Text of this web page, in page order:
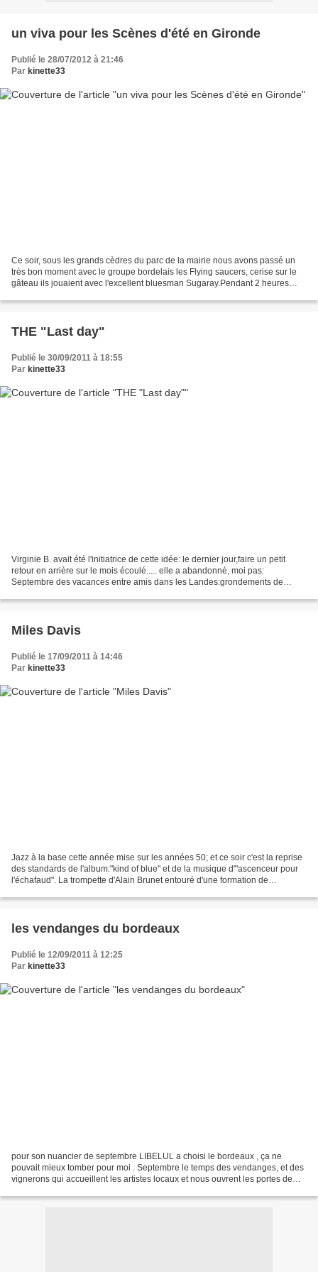
un viva pour les Scènes d'été en Gironde
Publié le 28/07/2012 à 21:46
Par kinette33
Ce soir, sous les grands cèdres du parc de la mairie nous avons passé un
très bon moment avec le groupe bordelais les Flying saucers, cerise sur le
gâteau ils jouaient avec l'excellent bluesman Sugaray.Pendant 2 heures
THE "Last day"
Publié le 30/09/2011 à 18:55
Par kinette33
Virginie B. avait été l'initiatrice de cette idée: le dernier jour,faire un petit
retour en arrière sur le mois écoulé..... elle a abandonné, moi pas:
Septembre des vacances entre amis dans les Landes:grondements de
Miles Davis
Publié le 17/09/2011 à 14:46
Par kinette33
Jazz à la base cette année mise sur les années 50; et ce soir c'est la reprise
des standards de l'album:"kind of blue" et de la musique d'"ascenceur pour
l'échafaud". La trompette d'Alain Brunet entouré d'une formation de
les vendanges du bordeaux
Publié le 12/09/2011 à 12:25
Par kinette33
pour son nuancier de septembre LIBELUL a choisi le bordeaux , ça ne
pouvait mieux tomber pour moi . Septembre le temps des vendanges, et des
vignerons qui accueillent les artistes locaux et nous ouvrent les portes de